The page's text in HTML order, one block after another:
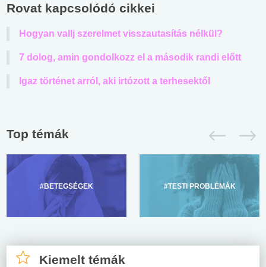
Rovat kapcsolódó cikkei
Hogyan vallj szerelmet visszautasítás nélkül?
7 dolog, amin gondolkozz el a második randi előtt
Igaz történet arról, aki irtózott a terhesektől
Top témák
#BETEGSÉGEK #TESTI PROBLÉMÁK
Kiemelt témák